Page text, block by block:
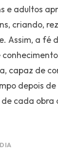
e adultos
criando,
Assim, a fé
capaz de
depois
cada obra